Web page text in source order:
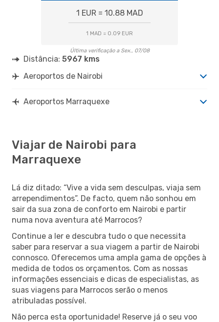
1 EUR = 10.88 MAD
1 MAD = 0.09 EUR
Última verificação a Sex., 07/08
Distância: 5967 kms
Aeroportos de Nairobi
Aeroportos Marraquexe
Viajar de Nairobi para
Marraquexe
Lá diz ditado: “Vive a vida sem desculpas, viaja sem
arrependimentos”. De facto, quem não sonhou em
sair da sua zona de conforto em Nairobi e partir
numa nova aventura até Marrocos?
Continue a ler e descubra tudo o que necessita
saber para reservar a sua viagem a partir de Nairobi
connosco. Oferecemos uma ampla gama de opções à
medida de todos os orçamentos. Com as nossas
informações essenciais e dicas de especialistas, as
suas viagens para Marrocos serão o menos
atribuladas possível.
Não perca esta oportunidade! Reserve já o seu voo